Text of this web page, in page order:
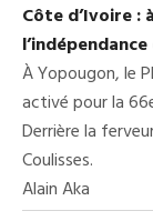
Côte d’Ivoire :
À Yopougon, le
activé pour la
Derrière la
Coulisses.
Alain Aka